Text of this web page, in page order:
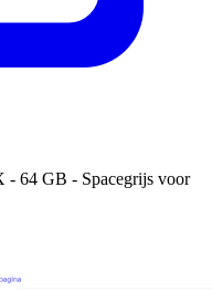
- 64 GB - Spacegrijs voor